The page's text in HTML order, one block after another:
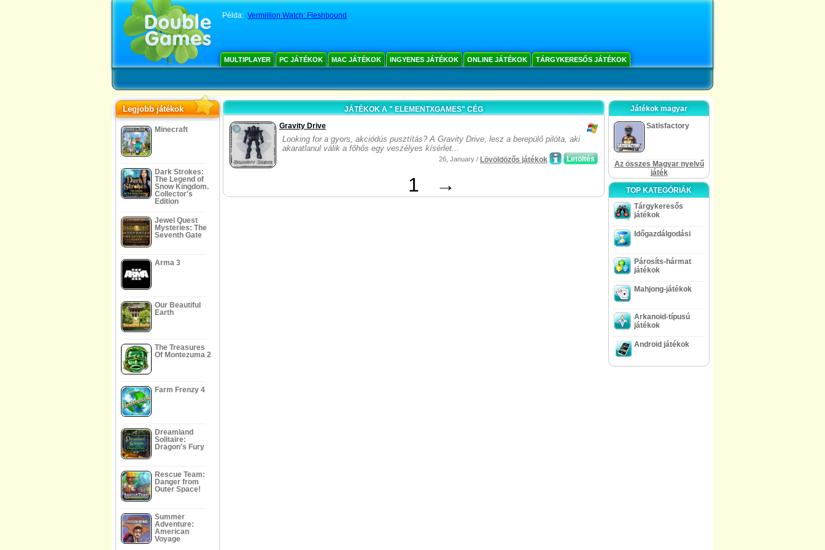
Példa: Vermillion Watch: Fleshbound
MULTIPLAYER PC JÁTÉKOK MAC JÁTÉKOK INGYENES JÁTÉKOK ONLINE JÁTÉKOK TÁRGYKERESŐS JÁTÉKOK
Legjobb játékok
Minecraft
Dark Strokes:
The Legend of
Snow Kingdom.
Collector's
Edition
Jewel Quest
Mysteries: The
Seventh Gate
Arma 3
Our Beautiful
Earth
The Treasures
Of Montezuma 2
Farm Frenzy 4
Dreamland
Solitaire:
Dragon's Fury
Rescue Team:
Danger from
Outer Space!
Summer
Adventure:
American
Voyage
JÁTÉKOK A " ELEMENTXGAMES" CÉG
Gravity Drive
Looking for a gyors, akciódús pusztítás? A Gravity Drive, lesz a berepülő pilóta, aki
akaratlanul válik a főhős egy veszélyes kísérlet...
Letöltés
26, January / Lövöldözős játékok
1 →
Játékok magyar
Satisfactory
Az összes Magyar nyelvű
játék
TOP KATEGÓRIÁK
Tárgykeresős
játékok
Időgazdálgodási
Párosíts-hármat
játékok
Mahjong-játékok
Arkanoid-típusú
játékok
Android játékok